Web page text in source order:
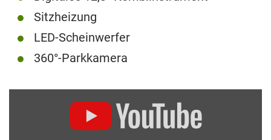
Sitzheizung
LED-Scheinwerfer
360°-Parkkamera